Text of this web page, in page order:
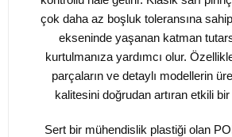
çok daha az boşluk toleransına
ekseninde yaşanan katman
kurtulmanıza yardımcı olur.
parçaların ve detaylı modellerin
kalitesini doğrudan artıran etkili
Sert bir mühendislik plastiği olan